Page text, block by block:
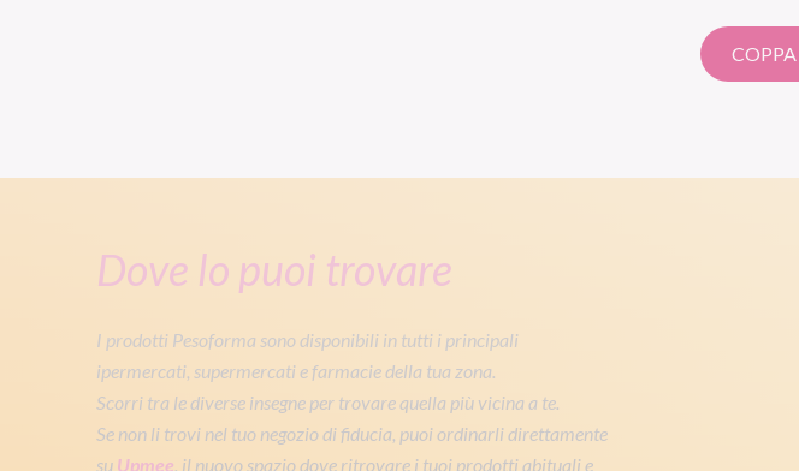
Dove lo puoi trovare
I prodotti Pesoforma sono disponibili in tutti i principali
ipermercati, supermercati e farmacie della tua zona.
Scorri tra le diverse insegne per trovare quella più vicina a te.
Se non li trovi nel tuo negozio di fiducia, puoi ordinarli direttamente
su Upmee, il nuovo spazio dove ritrovare i tuoi prodotti abituali e